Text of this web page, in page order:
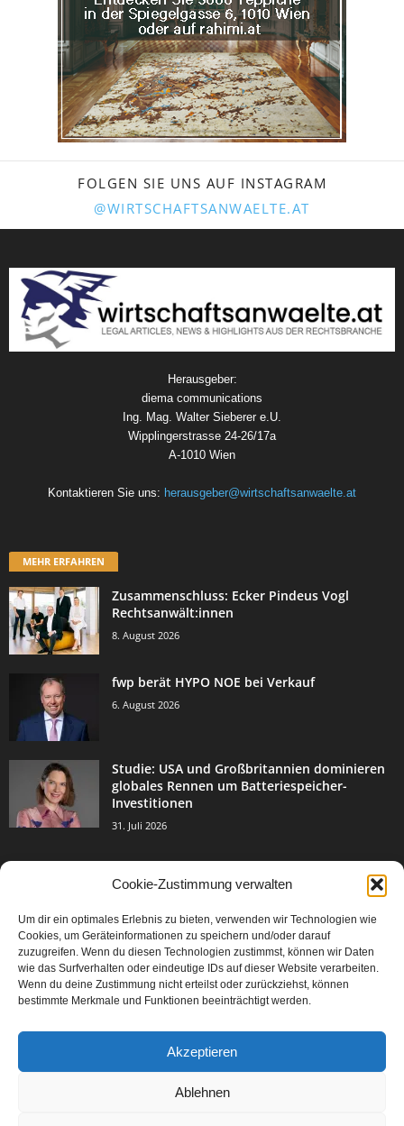
Cookie-Zustimmung verwalten
Um dir ein optimales Erlebnis zu bieten, verwenden wir Technologien wie
Cookies, um Geräteinformationen zu speichern und/oder darauf
zuzugreifen. Wenn du diesen Technologien zustimmst, können wir Daten
wie das Surfverhalten oder eindeutige IDs auf dieser Website verarbeiten.
Wenn du deine Zustimmung nicht erteilst oder zurückziehst, können
bestimmte Merkmale und Funktionen beeinträchtigt werden.
Akzeptieren
Ablehnen
FOLGEN SIE UNS AUF INSTAGRAM
@WIRTSCHAFTSANWAELTE.AT
Herausgeber:
diema communications
Ing. Mag. Walter Sieberer e.U.
Wipplingerstrasse 24-26/17a
A-1010 Wien
Kontaktieren Sie uns: herausgeber@wirtschaftsanwaelte.at
MEHR ERFAHREN
Zusammenschluss: Ecker Pindeus Vogl
Rechtsanwält:innen
8. August 2026
fwp berät HYPO NOE bei Verkauf
6. August 2026
Studie: USA und Großbritannien dominieren
globales Rennen um Batteriespeicher-
Investitionen
31. Juli 2026
Events & Success 3004
Breaking News 2067
Aktuelles
Featured Article
Karriere 567